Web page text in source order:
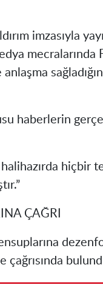
imzasıyla
haberlerin
halihazırda
ÇAĞRI
çağrısında